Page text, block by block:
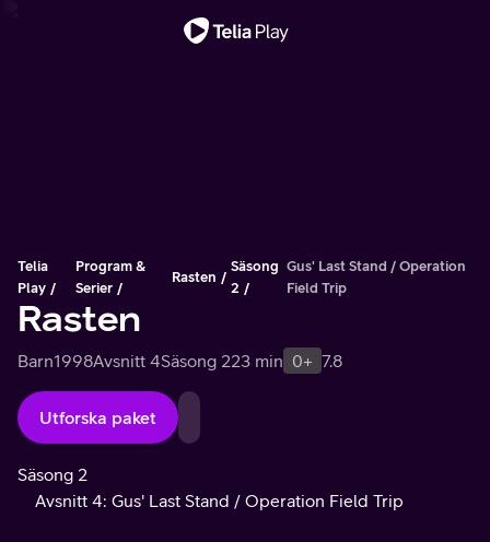
Telia
Play
Program &
Serier
Rasten
Säsong
2
Gus' Last Stand / Operation
Field Trip
Rasten
Barn1998Avsnitt 4Säsong 223 min 0+ 7.8
Utforska paket
Säsong 2
Avsnitt 4: Gus' Last Stand / Operation Field Trip